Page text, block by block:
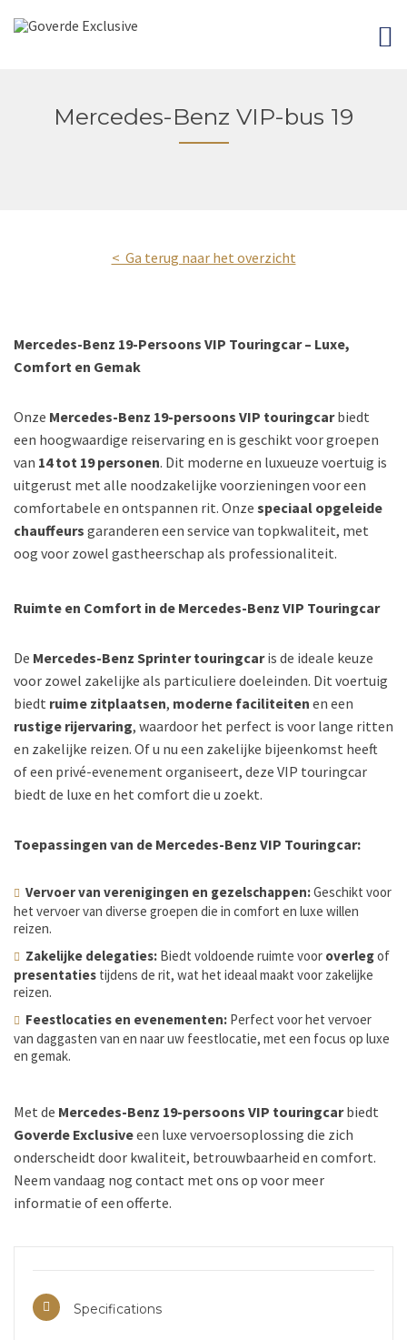
Mercedes-Benz VIP-bus 19
< Ga terug naar het overzicht
Mercedes-Benz 19-Persoons VIP Touringcar – Luxe,
Comfort en Gemak
Onze Mercedes-Benz 19-persoons VIP touringcarbiedt
een hoogwaardige reiservaring en is geschikt voor groepen
van 14 tot 19 personen. Dit moderne en luxueuze voertuig is
uitgerust met alle noodzakelijke voorzieningen voor een
comfortabele en ontspannen rit. Onze speciaal opgeleide
chauffeurs garanderen een service van topkwaliteit, met
oog voor zowel gastheerschap als professionaliteit.
Ruimte en Comfort in de Mercedes-Benz VIP Touringcar
De Mercedes-Benz Sprinter touringcaris de ideale keuze
voor zowel zakelijke als particuliere doeleinden. Dit voertuig
biedt ruime zitplaatsen, moderne faciliteiten en een
rustige rijervaring, waardoor het perfect is voor lange ritten
en zakelijke reizen. Of u nu een zakelijke bijeenkomst heeft
of een privé-evenement organiseert, deze VIP touringcar
biedt de luxe en het comfort die u zoekt.
Toepassingen van de Mercedes-Benz VIP Touringcar:
Vervoer van verenigingen en gezelschappen:Geschikt voor
het vervoer van diverse groepen die in comfort en luxe willen
reizen.
Zakelijke delegaties: Biedt voldoende ruimte voor overlegof
presentaties tijdens de rit, wat het ideaal maakt voor zakelijke
reizen.
Feestlocaties en evenementen: Perfect voor het vervoer
van daggasten van en naar uw feestlocatie, met een focus op luxe
en gemak.
Met de Mercedes-Benz 19-persoons VIP touringcarbiedt
Goverde Exclusiveeen luxe vervoersoplossing die zich
onderscheidt door kwaliteit, betrouwbaarheid en comfort.
Neem vandaag nog contact met ons op voor meer
informatie of een offerte.
Specifications